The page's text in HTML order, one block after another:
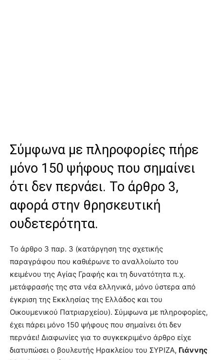
Σύμφωνα με πληροφορίες πήρε
μόνο 150 ψήφους που σημαίνει
ότι δεν περνάει. Το άρθρο 3,
αφορά στην θρησκευτική
ουδετερότητα.
Το άρθρο 3 παρ. 3 (κατάργηση της σχετικής
παραγράφου που καθιέρωνε το αναλλοίωτο του
κειμένου της Αγίας Γραφής και τη δυνατότητα π.χ.
μετάφρασής της στα νέα ελληνικά, μόνο ύστερα από
έγκριση της Εκκλησίας της Ελλάδος και του
Οικουμενικού Πατριαρχείου). Σύμφωνα με πληροφορίες,
έχει πάρει μόνο 150 ψήφους που σημαίνει ότι δεν
περνάει! Διαφωνίες για το συγκεκριμένο άρθρο είχε
διατυπώσει ο βουλευτής Ηρακλείου του ΣΥΡΙΖΑ, Γιάννης